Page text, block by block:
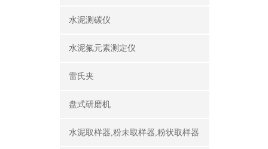
水泥测碳仪
水泥氟元素测定仪
雷氏夹
盘式研磨机
水泥取样器,粉未取样器,粉状取样器